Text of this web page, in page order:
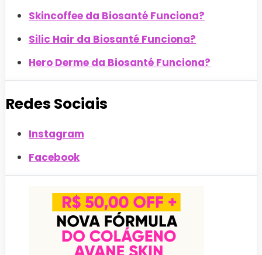
Skincoffee da Biosanté Funciona?
Silic Hair da Biosanté Funciona?
Hero Derme da Biosanté Funciona?
Redes Sociais
Instagram
Facebook